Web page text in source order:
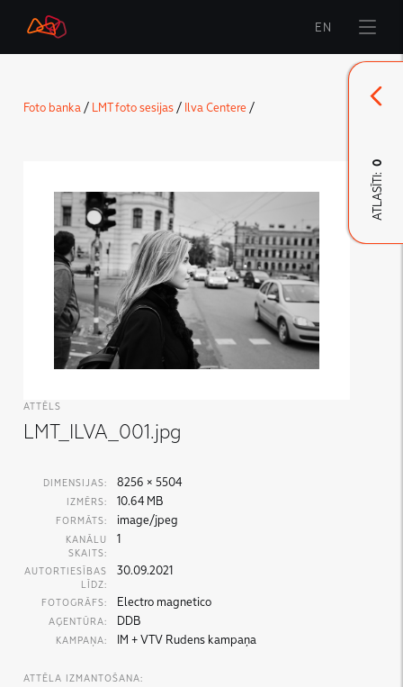
Sākums
LMT Karte
LMT Innovations
LMT Defence
Lejupielāde un jaunumi
Izstrādātie materiāli
EN
Foto banka/ LMT foto sesijas/ Ilva Centere/
ATTĒLS
LMT_ILVA_001.jpg
DIMENSIJAS: 8256 × 5504
IZMĒRS: 10.64 MB
FORMĀTS: image/jpeg
KANĀLU
SKAITS:
1
AUTORTIESĪBAS
LĪDZ:
30.09.2021
FOTOGRĀFS: Electro magnetico
AĢENTŪRA: DDB
KAMPAŅA: IM + VTV Rudens kampaņa
ATTĒLA IZMANTOŠANA:
ATLASĪTI:
0